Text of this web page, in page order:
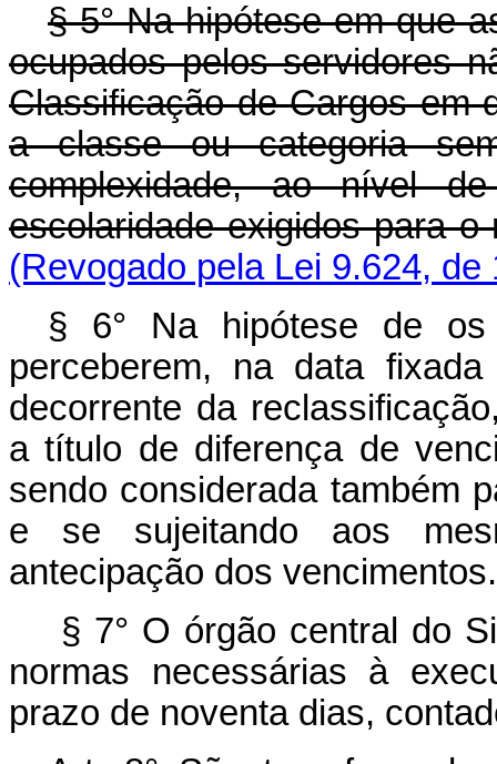
§ 5° Na hipótese em que
ocupados pelos servidores
Classificação de Cargos em
a classe ou categoria
complexidade, ao nível
escolaridade exigidos para
(Revogado pela Lei 9.624, de
§ 6° Na hipótese de
perceberem, na data
decorrente da
a título de diferença de
sendo considerada também
e se sujeitando aos
antecipação dos vencimentos.
§ 7° O órgão central do
normas necessárias à
prazo de noventa dias,